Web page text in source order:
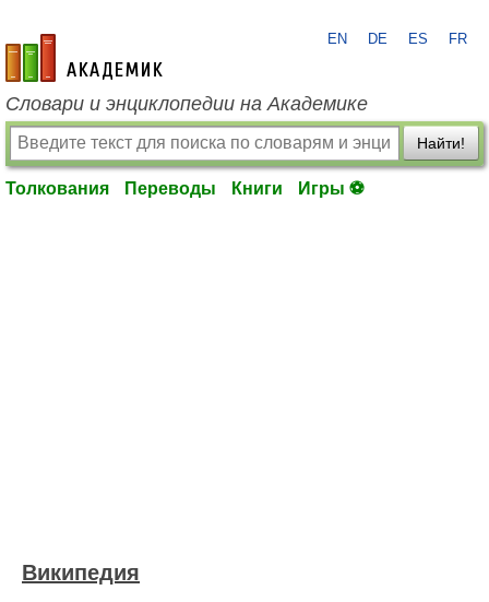
academic.ru
EN DE ES FR
Словари и энциклопедии на Академике
Найти!
Толкования Переводы Книги Игры ⚽
Википедия